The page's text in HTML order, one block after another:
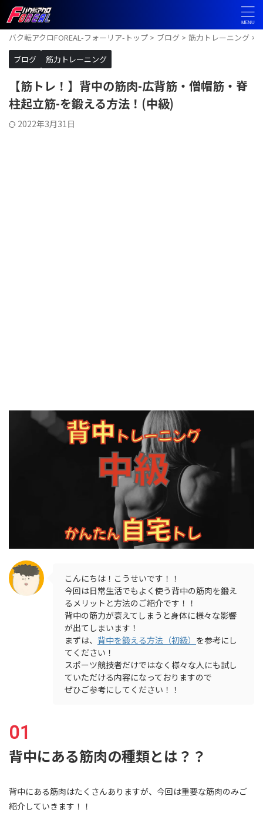
バク転アクロFOREAL-フォーリア-トップ > ブログ > 筋力トレーニング >
ブログ
筋力トレーニング
【筋トレ！】背中の筋肉-広背筋・僧帽筋・脊
柱起立筋-を鍛える方法！(中級)
2022年3月31日
こんにちは！こうせいです！！
今回は日常生活でもよく使う背中の筋肉を鍛え
るメリットと方法のご紹介です！！
背中の筋力が衰えてしまうと身体に様々な影響
が出てしまいます！
まずは、 背中を鍛える方法（初級） を参考にし
てください！
スポーツ競技者だけではなく様々な人にも試し
ていただける内容になっておりますので
ぜひご参考にしてください！！
背中にある筋肉の種類とは？？
背中にある筋肉はたくさんありますが、今回は重要な筋肉のみご
紹介していきます！！